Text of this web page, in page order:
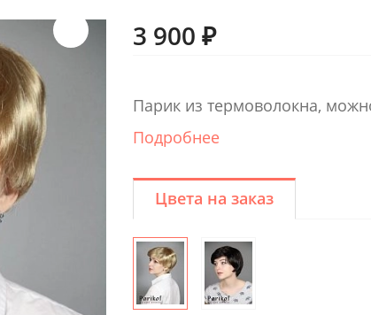
3 900 ₽
Парик из термоволокна,
Подробнее
Цвета на заказ